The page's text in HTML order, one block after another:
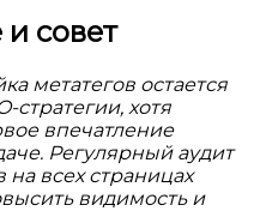
совет
метатегов остается
стратегии, хотя
впечатление
Регулярный аудит
на всех страницах
видимость и